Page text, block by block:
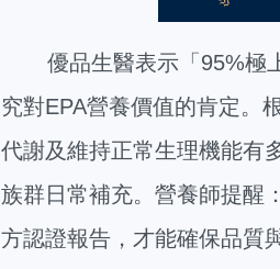
優品生醫表示「95%極
究對EPA營養價值的肯定。
代謝及維持正常生理機能有
族群日常補充。營養師提醒
方認證報告，才能確保品質